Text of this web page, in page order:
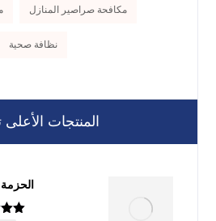
مكافحة صراصير المنازل
نظافة صحية
المنتجات الأعلى
الحزمة